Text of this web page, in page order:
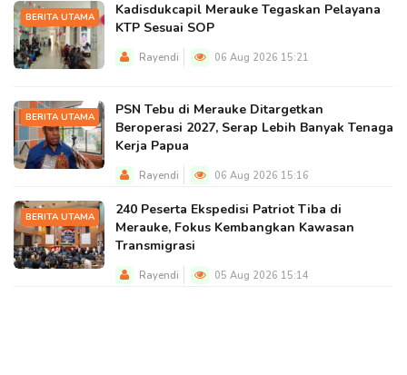
BERITA UTAMA
Kadisdukcapil Merauke Tegaskan Pelayana
KTP Sesuai SOP
Rayendi 06 Aug 2026 15:21
BERITA UTAMA
PSN Tebu di Merauke Ditargetkan
Beroperasi 2027, Serap Lebih Banyak Tenaga
Kerja Papua
Rayendi 06 Aug 2026 15:16
BERITA UTAMA
240 Peserta Ekspedisi Patriot Tiba di
Merauke, Fokus Kembangkan Kawasan
Transmigrasi
Rayendi 05 Aug 2026 15:14